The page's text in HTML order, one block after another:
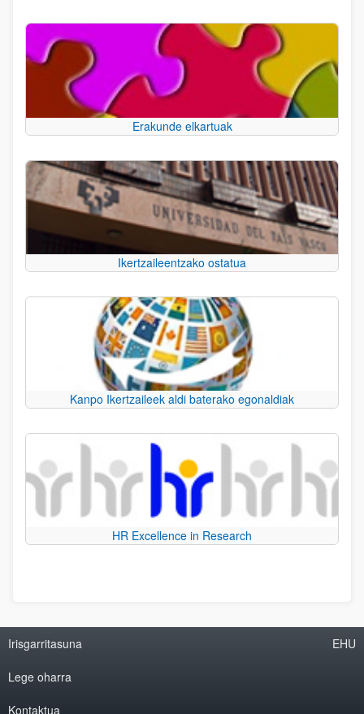
Erakunde elkartuak
Ikertzaileentzako ostatua
Kanpo Ikertzaileek aldi baterako egonaldiak
HR Excellence in Research
Irisgarritasuna
Lege oharra
Kontaktua
EHU